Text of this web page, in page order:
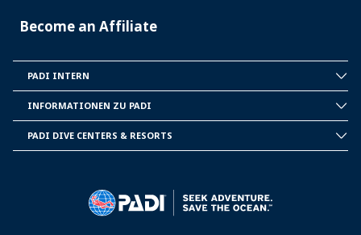
Become an Affiliate
PADI
PADI INTERN
INFORMATION
INFORMATIONEN ZU PADI
PADI DIVE CENTERS & RESORTS